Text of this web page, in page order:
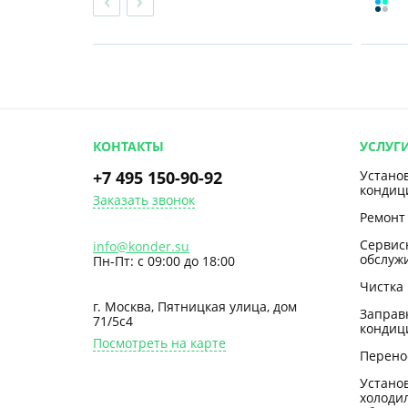
КОНТАКТЫ
+7 495 150-90-92
Заказать звонок
info@konder.su
Пн-Пт: с 09:00 до 18:00
г. Москва, Пятницкая улица, дом
71/5с4
Посмотреть на карте